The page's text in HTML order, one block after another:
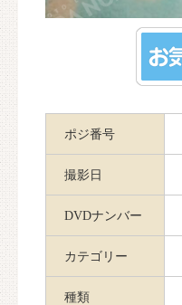
ポジ番号
撮影日
DVDナンバー
カテゴリー
種類